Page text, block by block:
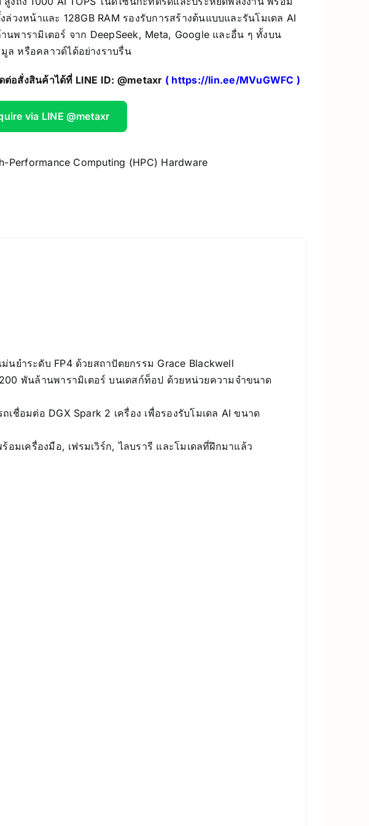
AOOSTAR
Wireless Receivers/Transmitters
ล่วงหน้าและ 128GB RAM รองรับการสร้างต้นแบบและรันโมเดล AI
นพารามิเตอร์ จาก DeepSeek, Meta, Google และอื่น ๆ ทั้งบน
ล หรือคลาวด์ได้อย่างราบรื่น
ต่อสั่งสินค้าได้ที่ LINE ID: @metaxr ( https://lin.ee/MVuGWFC )
via LINE @metaxr
Performance Computing (HPC) Hardware
นยำระดับ FP4 ด้วยสถาปัตยกรรม Grace Blackwell
พันล้านพารามิเตอร์ บนเดสก์ท็อป ด้วยหน่วยความจำขนาด
เชื่อมต่อ DGX Spark 2 เครื่อง เพื่อรองรับโมเดล AI ขนาด
มเครื่องมือ, เฟรมเวิร์ก, ไลบรารี และโมเดลที่ฝึกมาแล้ว